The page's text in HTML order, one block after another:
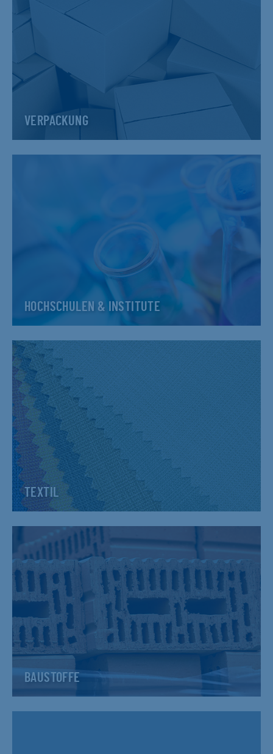
VERPACKUNG
HOCHSCHULEN & INSTITUTE
TEXTIL
BAUSTOFFE